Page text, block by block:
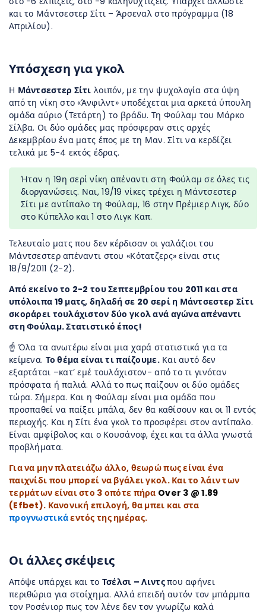
και το Μάντσεστερ Σίτι – Άρσεναλ στο πρόγραμμα (18
Απριλίου).
Υπόσχεση για γκολ
Η Μάντσεστερ Σίτι λοιπόν, με την ψυχολογία στα ύψη
από τη νίκη στο «Άνφιλντ» υποδέχεται μια αρκετά ύπουλη
ομάδα αύριο (Τετάρτη) το βράδυ. Τη Φούλαμ του Μάρκο
Σίλβα. Οι δύο ομάδες μας πρόσφεραν στις αρχές
Δεκεμβρίου ένα ματς έπος με τη Μαν. Σίτι να κερδίζει
τελικά με 5-4 εκτός έδρας.
Ήταν η 19η σερί νίκη απέναντι στη Φούλαμ σε όλες τις
διοργανώσεις. Ναι, 19/19 νίκες τρέχει η Μάντσεστερ
Σίτι με αντίπαλο τη Φούλαμ, 16 στην Πρέμιερ Λιγκ, δύο
στο Κύπελλο και 1 στο Λιγκ Καπ.
Τελευταίο ματς που δεν κέρδισαν οι γαλάζιοι του
Μάντσεστερ απέναντι στου «Κότατζερς» είναι στις
18/9/2011 (2-2).
Από εκείνο το 2-2 του Σεπτεμβρίου του 2011 και στα
υπόλοιπα 19 ματς, δηλαδή σε 20 σερί η Μάντσεστερ Σίτι
σκοράρει τουλάχιστον δύο γκολ ανά αγώνα απέναντι
στη Φούλαμ. Στατιστικό έπος!
☝️ Όλα τα ανωτέρω είναι μια χαρά στατιστικά για τα
κείμενα. Το θέμα είναι τι παίζουμε.Και αυτό δεν
εξαρτάται –κατ’ εμέ τουλάχιστον- από το τι γινόταν
πρόσφατα ή παλιά. Αλλά το πως παίζουν οι δύο ομάδες
τώρα. Σήμερα. Και η Φούλαμ είναι μια ομάδα που
προσπαθεί να παίξει μπάλα, δεν θα καθίσουν και οι 11 εντός
περιοχής. Και η Σίτι ένα γκολ το προσφέρει στον αντίπαλο.
Είναι αμφίβολος και ο Κουσάνοφ, έχει και τα άλλα γνωστά
προβλήματα.
Για να μην πλατειάζω άλλο, θεωρώ πως είναι ένα
παιχνίδι που μπορεί να βγάλει γκολ. Και το λάιν των
τερμάτων είναι στο 3 οπότε πήρα Over 3 @ 1.89
(Efbet). Κανονική επιλογή, θα μπει και στα
προγνωστικάεντός της ημέρας.
Οι άλλες σκέψεις
Απόψε υπάρχει και το Τσέλσι – Λιντςπου αφήνει
περιθώρια για στοίχημα. Αλλά επειδή αυτόν τον μπάρμπα
τον Ροσένιορ πως τον λένε δεν τον γνωρίζω καλά